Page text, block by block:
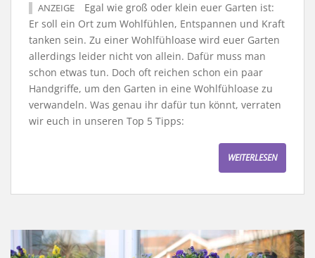
ANZEIGE
Egal wie groß oder klein euer Garten ist:
Er soll ein Ort zum Wohlfühlen, Entspannen und Kraft
tanken sein. Zu einer Wohlfühloase wird euer Garten
allerdings leider nicht von allein. Dafür muss man
schon etwas tun. Doch oft reichen schon ein paar
Handgriffe, um den Garten in eine Wohlfühloase zu
verwandeln. Was genau ihr dafür tun könnt, verraten
wir euch in unseren Top 5 Tipps:
WEITERLESEN